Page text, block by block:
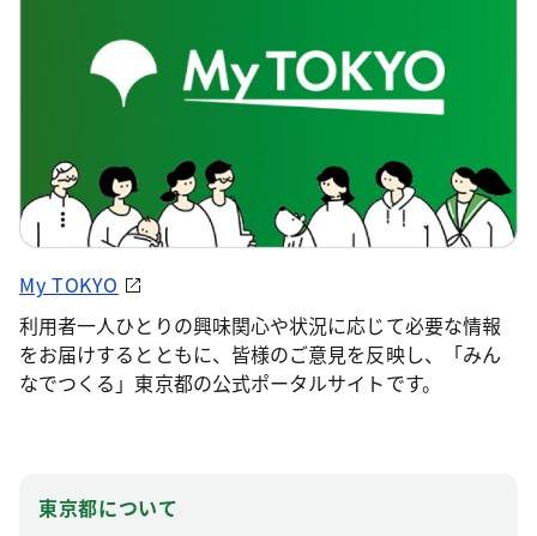
My TOKYO
利用者一人ひとりの興味関心や状況に応じて必要な情報
をお届けするとともに、皆様のご意見を反映し、「みん
なでつくる」東京都の公式ポータルサイトです。
東京都について